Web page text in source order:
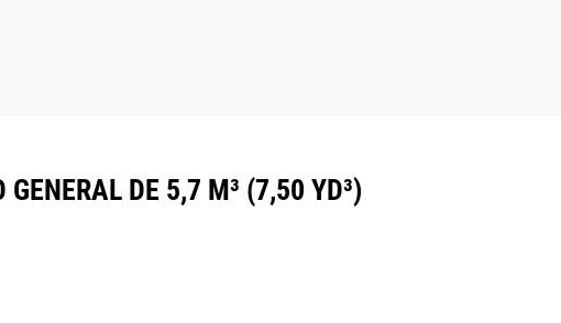
GENERAL DE 5,7 M³ (7,50 YD³)